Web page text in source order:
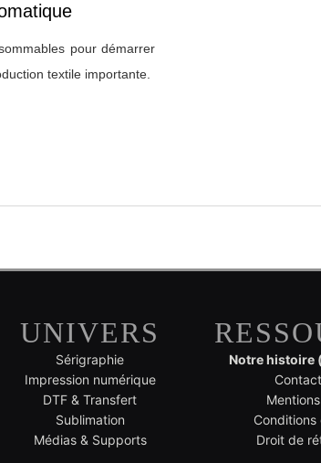
pour démarrer
textile importante.
UNIVERS
Sérigraphie
Impression numérique
DTF & Transfert
Sublimation
Médias & Supports
Notre histoire
Conditions
Droit de